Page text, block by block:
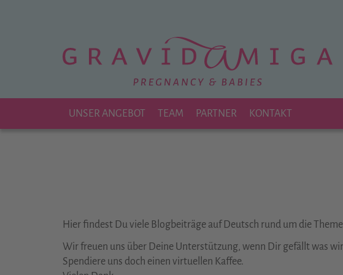
UNSER ANGEBOT TEAM PARTNER KONTAKT
Hier findest Du viele Blogbeiträge auf Deutsch rund um die
Wir freuen uns über Deine Unterstützung, wenn Dir gefällt was
Spendiere uns doch einen virtuellen Kaffee.